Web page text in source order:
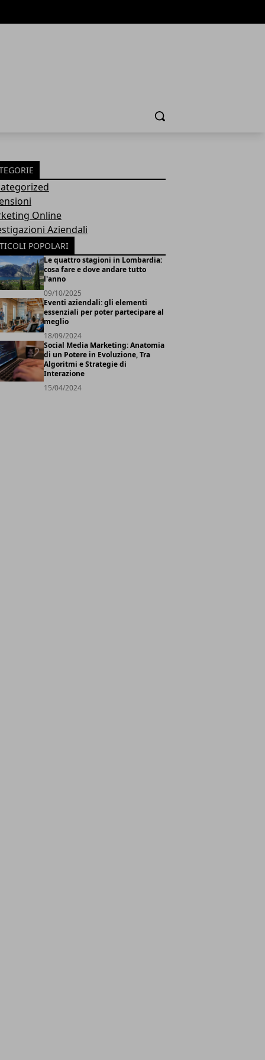
Cerca
Online
Aziendali
POPOLARI
Le quattro stagioni in Lombardia:
cosa fare e dove andare tutto
l'anno
09/10/2025
Eventi aziendali: gli elementi
essenziali per poter partecipare al
meglio
18/09/2024
Social Media Marketing: Anatomia
di un Potere in Evoluzione, Tra
Algoritmi e Strategie di
Interazione
15/04/2024